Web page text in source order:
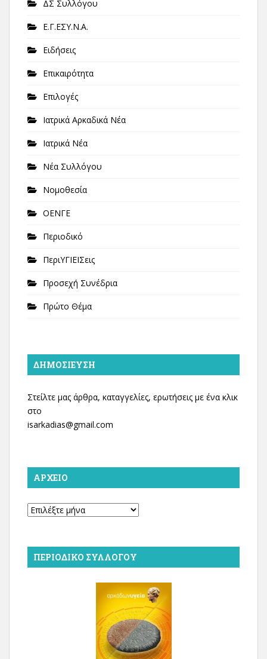
ΔΣ Συλλόγου
Ε.Γ.ΕΣΥ.Ν.Α.
Ειδήσεις
Επικαιρότητα
Επιλογές
Ιατρικά Αρκαδικά Νέα
Ιατρικά Νέα
Νέα Συλλόγου
Νομοθεσία
ΟΕΝΓΕ
Περιοδικό
ΠεριΥΓΙΕΙΣεις
Προσεχή Συνέδρια
Πρώτο Θέμα
ΔΗΜΟΣΊΕΥΣΗ
Στείλτε μας άρθρα, καταγγελίες, ερωτήσεις με ένα κλικ
στο
isarkadias@gmail.com
ΑΡΧΕΊΟ
Αρχείο
ΠΕΡΙΟΔΙΚΌ ΣΥΛΛΌΓΟΥ